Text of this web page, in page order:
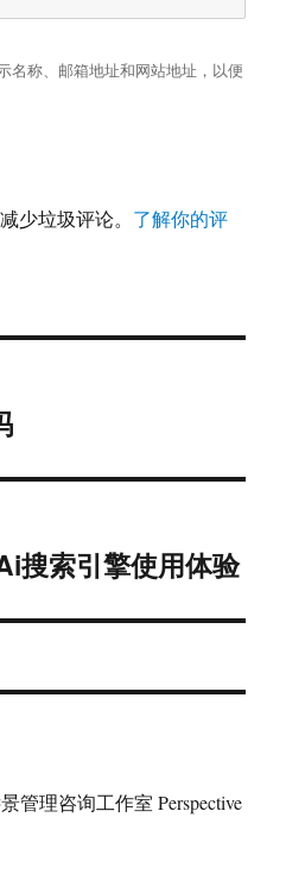
名称、邮箱地址和网站地址，以便
少垃圾评论。 了解你的评
搜索引擎使用体验
管理咨询工作室 Perspective